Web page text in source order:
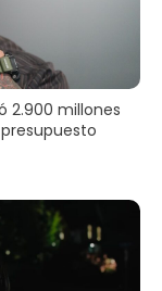
2.900 millones